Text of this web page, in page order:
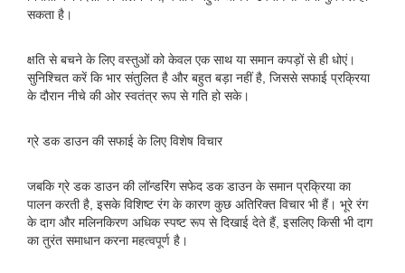
सकता है।
क्षति से बचने के लिए वस्तुओं को केवल एक साथ या समान कपड़ों से ही धोएं।
सुनिश्चित करें कि भार संतुलित है और बहुत बड़ा नहीं है, जिससे सफाई प्रक्रिया
के दौरान नीचे की ओर स्वतंत्र रूप से गति हो सके।
ग्रे डक डाउन की सफाई के लिए विशेष विचार
जबकि ग्रे डक डाउन की लॉन्डरिंग सफेद डक डाउन के समान प्रक्रिया का
पालन करती है, इसके विशिष्ट रंग के कारण कुछ अतिरिक्त विचार भी हैं। भूरे रंग
के दाग और मलिनकिरण अधिक स्पष्ट रूप से दिखाई देते हैं, इसलिए किसी भी दाग ​​
का तुरंत समाधान करना महत्वपूर्ण है।